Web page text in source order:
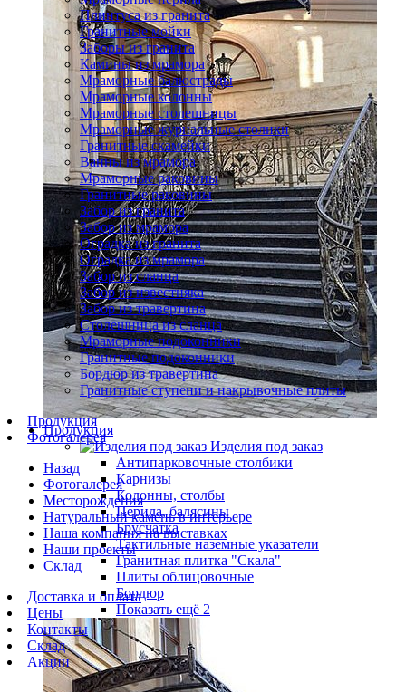
Продукция
Изделия под заказ
Антипарковочные столбики
Карнизы
Колонны, столбы
Перила, балясины
Брусчатка
Тактильные наземные указатели
Гранитная плитка "Скала"
Плиты облицовочные
Бордюр
Показать ещё 2
Плинтуса из гранита
Гранитные мойки
Заборы из гранита
Камины из мрамора
Мраморные балюстрады
Мраморные колонны
Мраморные столешницы
Мраморные журнальные столики
Гранитные скамейки
Ванны из мрамора
Мраморные раковины
Гранитные раковины
Забор из гранита
Забор из мрамора
Оградка из гранита
Оградка из мрамора
Забор из сланца
Забор из известняка
Забор из травертина
Столешница из сланца
Мраморные подоконники
Гранитные подоконники
Бордюр из травертина
Гранитные ступени и накрывочные плиты
Продукция
Фотогалерея
Назад
Фотогалерея
Месторождения
Натуральный камень в интерьере
Наша компания на выставках
Наши проекты
Склад
Доставка и оплата
Цены
Контакты
Склад
Акции